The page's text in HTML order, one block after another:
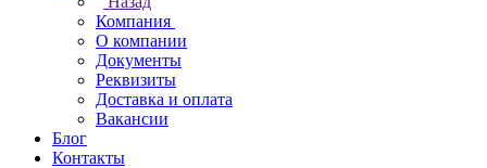
Компания
О компании
Документы
Реквизиты
Доставка и оплата
Вакансии
Блог
Контакты